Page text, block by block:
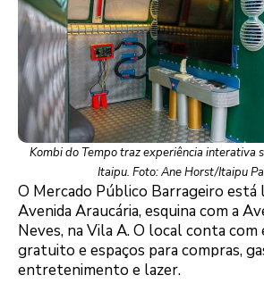
Kombi do Tempo traz experiência interativa
Itaipu. Foto: Ane Horst/Itaipu
O Mercado Público Barrageiro está
Avenida Araucária, esquina com a
Neves, na Vila A. O local conta
gratuito e espaços para compras,
entretenimento e lazer.